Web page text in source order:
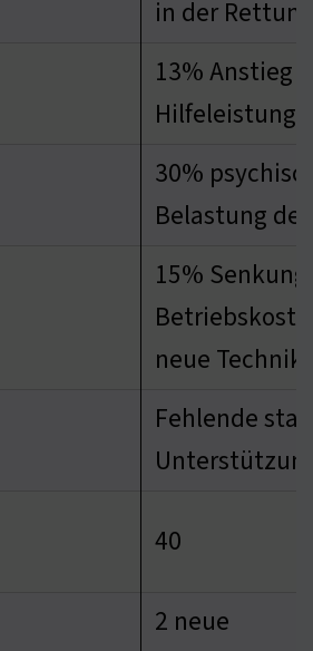
in der Rettung
13% Anstieg
30%
Belastung
15%
neue Technik
Fehlende
40
2 neue